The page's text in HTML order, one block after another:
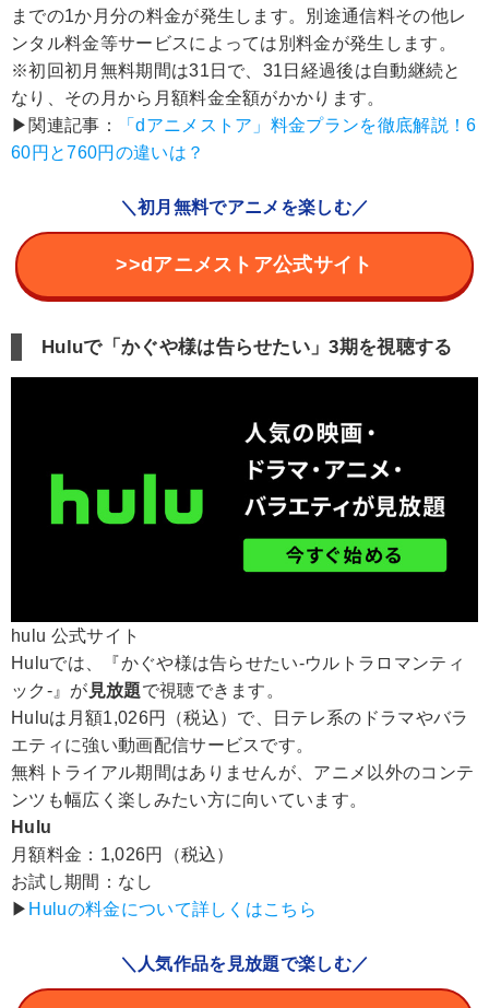
までの1か月分の料金が発生します。別途通信料その他レ
ンタル料金等サービスによっては別料金が発生します。
※初回初月無料期間は31日で、31日経過後は自動継続と
なり、その月から月額料金全額がかかります。
▶︎関連記事：
「dアニメストア」料金プランを徹底解説！6
60円と760円の違いは？
＼初月無料でアニメを楽しむ／
>>dアニメストア公式サイト
Huluで「かぐや様は告らせたい」3期を視聴する
hulu 公式サイト
Huluでは、『かぐや様は告らせたい-ウルトラロマンティ
ック-』が 見放題で視聴できます。
Huluは月額1,026円（税込）で、日テレ系のドラマやバラ
エティに強い動画配信サービスです。
無料トライアル期間はありませんが、アニメ以外のコンテ
ンツも幅広く楽しみたい方に向いています。
Hulu
月額料金：1,026円（税込）
お試し期間：なし
▶︎ Huluの料金について詳しくはこちら
＼人気作品を見放題で楽しむ／